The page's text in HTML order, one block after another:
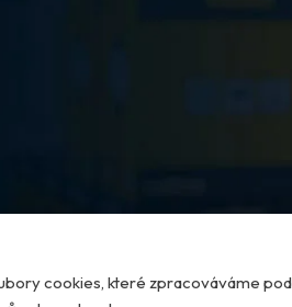
cookies, které zpracováváme